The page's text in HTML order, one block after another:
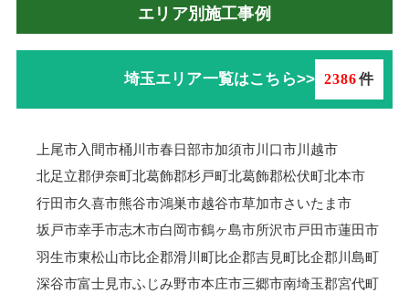
エリア別施工事例
埼玉エリア一覧はこちら>> 2386件
上尾市入間市桶川市春日部市加須市川口市川越市
北足立郡伊奈町北葛飾郡杉戸町北葛飾郡松伏町北本市
行田市久喜市熊谷市鴻巣市越谷市草加市さいたま市
坂戸市幸手市志木市白岡市鶴ヶ島市所沢市戸田市蓮田市
羽生市東松山市比企郡滑川町比企郡吉見町比企郡川島町
深谷市富士見市ふじみ野市本庄市三郷市南埼玉郡宮代町